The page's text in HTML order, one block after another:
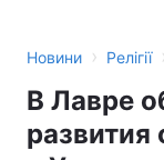
Новини › Релігії
В Лавре
развития